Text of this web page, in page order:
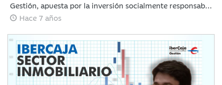
Gestión, apuesta por la inversión socialmente responsable
con el lanzamiento del Fondo Ibercaja Sostenible y
Solidario, FI
Hace 7 años